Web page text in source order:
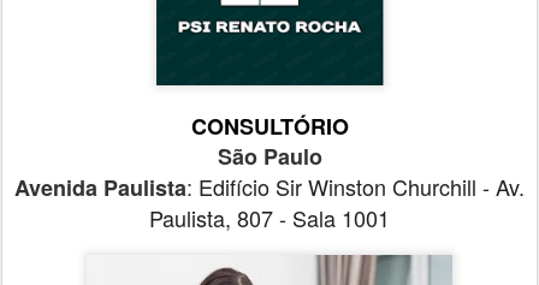
CONSULTÓRIO
São Paulo
Avenida Paulista: Edifício Sir Winston Churchill - Av.
Paulista, 807 - Sala 1001